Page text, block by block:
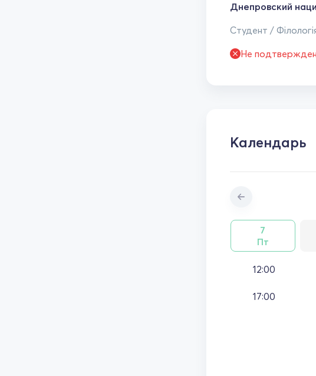
Днепровский
Студент /
Не
Календарь
7
Пт
12:00
17:00